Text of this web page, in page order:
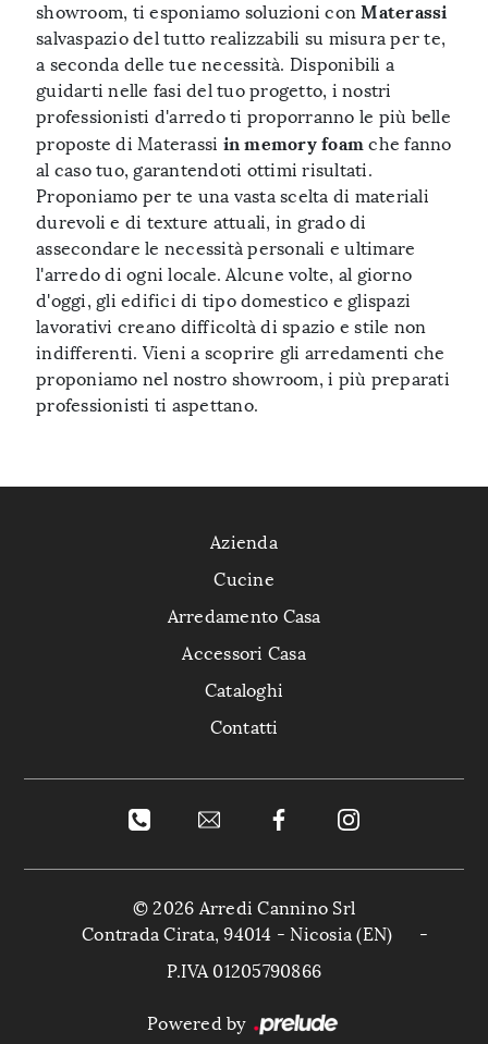
showroom, ti esponiamo soluzioni conMaterassi
salvaspazio del tutto realizzabili su misura per te,
a seconda delle tue necessità. Disponibili a
guidarti nelle fasi del tuo progetto, i nostri
professionisti d'arredo ti proporranno le più belle
proposte di Materassi in memory foam che fanno
al caso tuo, garantendoti ottimi risultati.
Proponiamo per te una vasta scelta di materiali
durevoli e di texture attuali, in grado di
assecondare le necessità personali e ultimare
l'arredo di ogni locale. Alcune volte, al giorno
d'oggi, gli edifici di tipo domestico e glispazi
lavorativi creano difficoltà di spazio e stile non
indifferenti. Vieni a scoprire gli arredamenti che
proponiamo nel nostro showroom, i più preparati
professionisti ti aspettano.
Azienda
Cucine
Arredamento Casa
Accessori Casa
Cataloghi
Contatti
© 2026 Arredi Cannino Srl
Contrada Cirata, 94014 - Nicosia (EN)
-
P.IVA 01205790866
Powered by